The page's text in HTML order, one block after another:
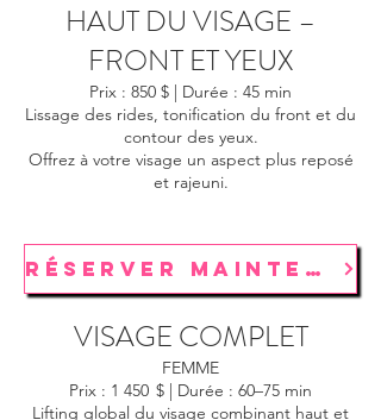
HAUT DU VISAGE –
FRONT ET YEUX
Prix : 850 $ | Durée : 45 min
Lissage des rides, tonification du front et du
contour des yeux.
Offrez à votre visage un aspect plus reposé
et rajeuni.
VISAGE COMPLET
FEMME
Prix : 1 450 $ | Durée : 60–75 min
Lifting global du visage combinant haut et
RÉSERVER MAINTENANT